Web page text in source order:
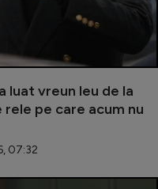
luat vreun leu de la
rele pe care acum nu
07:32